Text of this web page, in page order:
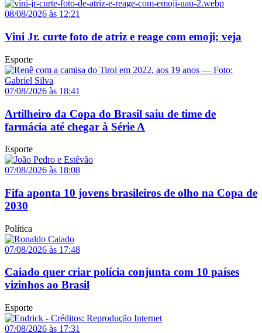
08/08/2026 às 12:21
Vini Jr. curte foto de atriz e reage com emoji; veja
Esporte
07/08/2026 às 18:41
Artilheiro da Copa do Brasil saiu de time de
farmácia até chegar à Série A
Esporte
07/08/2026 às 18:08
Fifa aponta 10 jovens brasileiros de olho na Copa de
2030
Política
07/08/2026 às 17:48
Caiado quer criar polícia conjunta com 10 países
vizinhos ao Brasil
Esporte
07/08/2026 às 17:31